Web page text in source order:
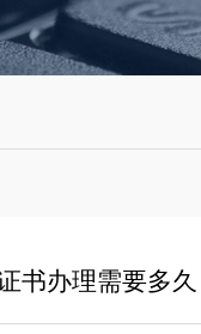
书办理需要多